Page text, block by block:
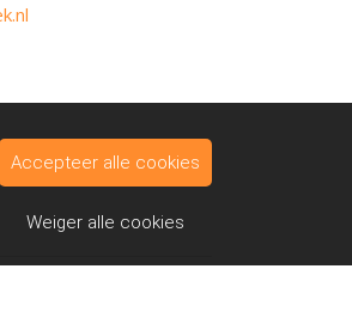
Accepteer alle cookies
Weiger alle cookies